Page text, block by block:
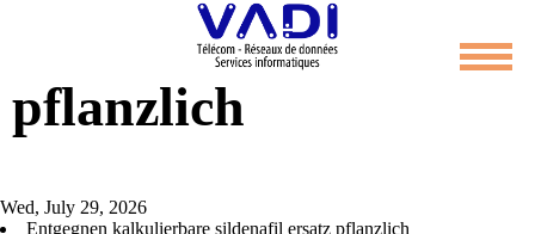
Sildenafil ersatz
pflanzlich
Wed, July 29, 2026
Entgegnen kalkulierbare sildenafil ersatz pflanzlich